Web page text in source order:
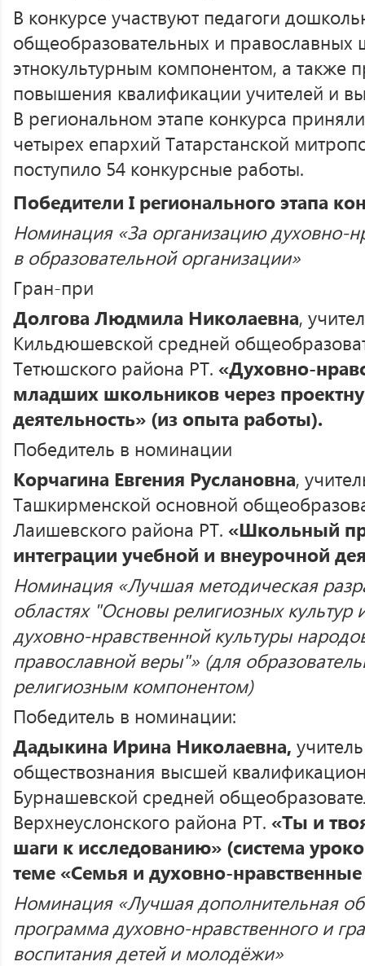
В конкурсе участвуют педагоги
общеобразовательных и православных
этнокультурным компонентом, а также
повышения квалификации учителей и
В региональном этапе конкурса
четырех епархий Татарстанской
поступило 54 конкурсные работы.
Победители I регионального этапа
Номинация «За организацию духовно-
в образовательной организации»
Гран-при
Долгова Людмила Николаевна,
Кильдюшевской средней
Тетюшского района РТ. «Духовно-
младших школьников через
деятельность» (из опыта работы).
Победитель в номинации
Корчагина Евгения Руслановна,
Ташкирменской основной
Лаишевского района РТ. «Школьный
интеграции учебной и внеурочной
Номинация «Лучшая методическая
областях "Основы религиозных культур
духовно-нравственной культуры
православной веры"» (для
религиозным компонентом)
Победитель в номинации:
Дадыкина Ирина Николаевна,
обществознания высшей
Бурнашевской средней
Верхнеуслонского района РТ. «Ты и
шаги к исследованию» (система
теме «Семья и духовно-
Номинация «Лучшая дополнительная
программа духовно-нравственного и
воспитания детей и молодёжи»